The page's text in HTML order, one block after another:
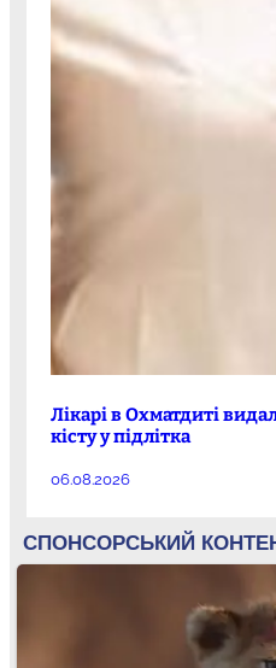
Лікарі в Охматдиті
кісту у підлітка
06.08.2026